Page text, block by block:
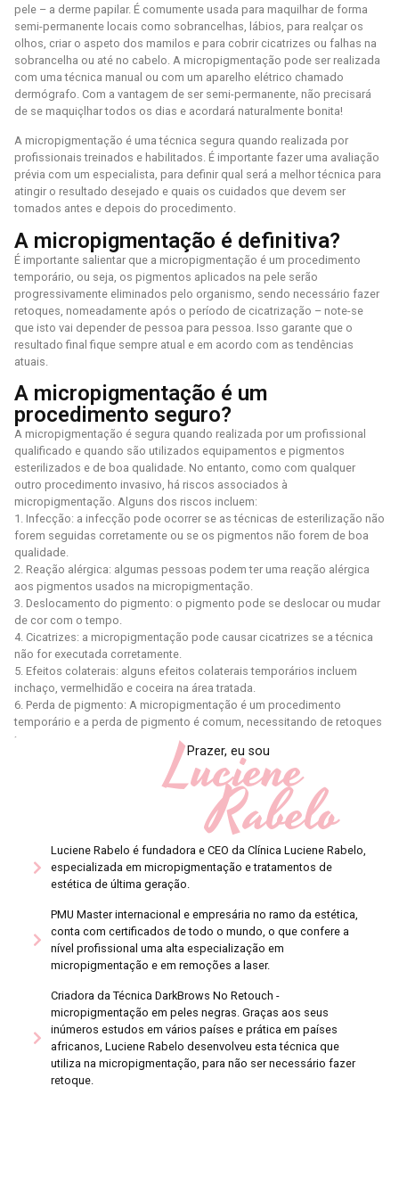
pele – a derme papilar. É comumente usada para maquilhar de forma
semi-permanente locais como sobrancelhas, lábios, para realçar os
olhos, criar o aspeto dos mamilos e para cobrir cicatrizes ou falhas na
sobrancelha ou até no cabelo. A micropigmentação pode ser realizada
com uma técnica manual ou com um aparelho elétrico chamado
dermógrafo. Com a vantagem de ser semi-permanente, não precisará
de se maquiçlhar todos os dias e acordará naturalmente bonita!
A micropigmentação é uma técnica segura quando realizada por
profissionais treinados e habilitados. É importante fazer uma avaliação
prévia com um especialista, para definir qual será a melhor técnica para
atingir o resultado desejado e quais os cuidados que devem ser
tomados antes e depois do procedimento.
A micropigmentação é definitiva?
É importante salientar que a micropigmentação é um procedimento
temporário, ou seja, os pigmentos aplicados na pele serão
progressivamente eliminados pelo organismo, sendo necessário fazer
retoques, nomeadamente após o período de cicatrização – note-se
que isto vai depender de pessoa para pessoa. Isso garante que o
resultado final fique sempre atual e em acordo com as tendências
atuais.
A micropigmentação é um
procedimento seguro?
A micropigmentação é segura quando realizada por um profissional
qualificado e quando são utilizados equipamentos e pigmentos
esterilizados e de boa qualidade. No entanto, como com qualquer
outro procedimento invasivo, há riscos associados à
micropigmentação. Alguns dos riscos incluem:
1. Infecção: a infecção pode ocorrer se as técnicas de esterilização não
forem seguidas corretamente ou se os pigmentos não forem de boa
qualidade.
2. Reação alérgica: algumas pessoas podem ter uma reação alérgica
aos pigmentos usados ​​na micropigmentação.
3. Deslocamento do pigmento: o pigmento pode se deslocar ou mudar
de cor com o tempo.
4. Cicatrizes: a micropigmentação pode causar cicatrizes se a técnica
não for executada corretamente.
5. Efeitos colaterais: alguns efeitos colaterais temporários incluem
inchaço, vermelhidão e coceira na área tratada.
6. Perda de pigmento: A micropigmentação é um procedimento
temporário e a perda de pigmento é comum, necessitando de retoques
periódicos.
Prazer, eu sou
Luciene
Rabelo
Luciene Rabelo é fundadora e CEO da Clínica Luciene Rabelo,
especializada em micropigmentação e tratamentos de
estética de última geração.
PMU Master internacional e empresária no ramo da estética,
conta com certificados de todo o mundo, o que confere a
nível profissional uma alta especialização em
micropigmentação e em remoções a laser.
Criadora da Técnica DarkBrows No Retouch -
micropigmentação em peles negras. Graças aos seus
inúmeros estudos em vários países e prática em países
africanos, Luciene Rabelo desenvolveu esta técnica que
utiliza na micropigmentação, para não ser necessário fazer
retoque.